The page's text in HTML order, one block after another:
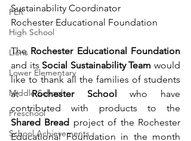
FER
High School
Lions
Lower Elementary
Middle School
Preschool
School Achievements
Sustainability Coordinator
Rochester Educational Foundation
The Rochester Educational Foundation
and its Social Sustainability Team would
like to thank all the families of students
at Rochester School who have
Shared Bread project of the Rochester
Educational Foundation in the month